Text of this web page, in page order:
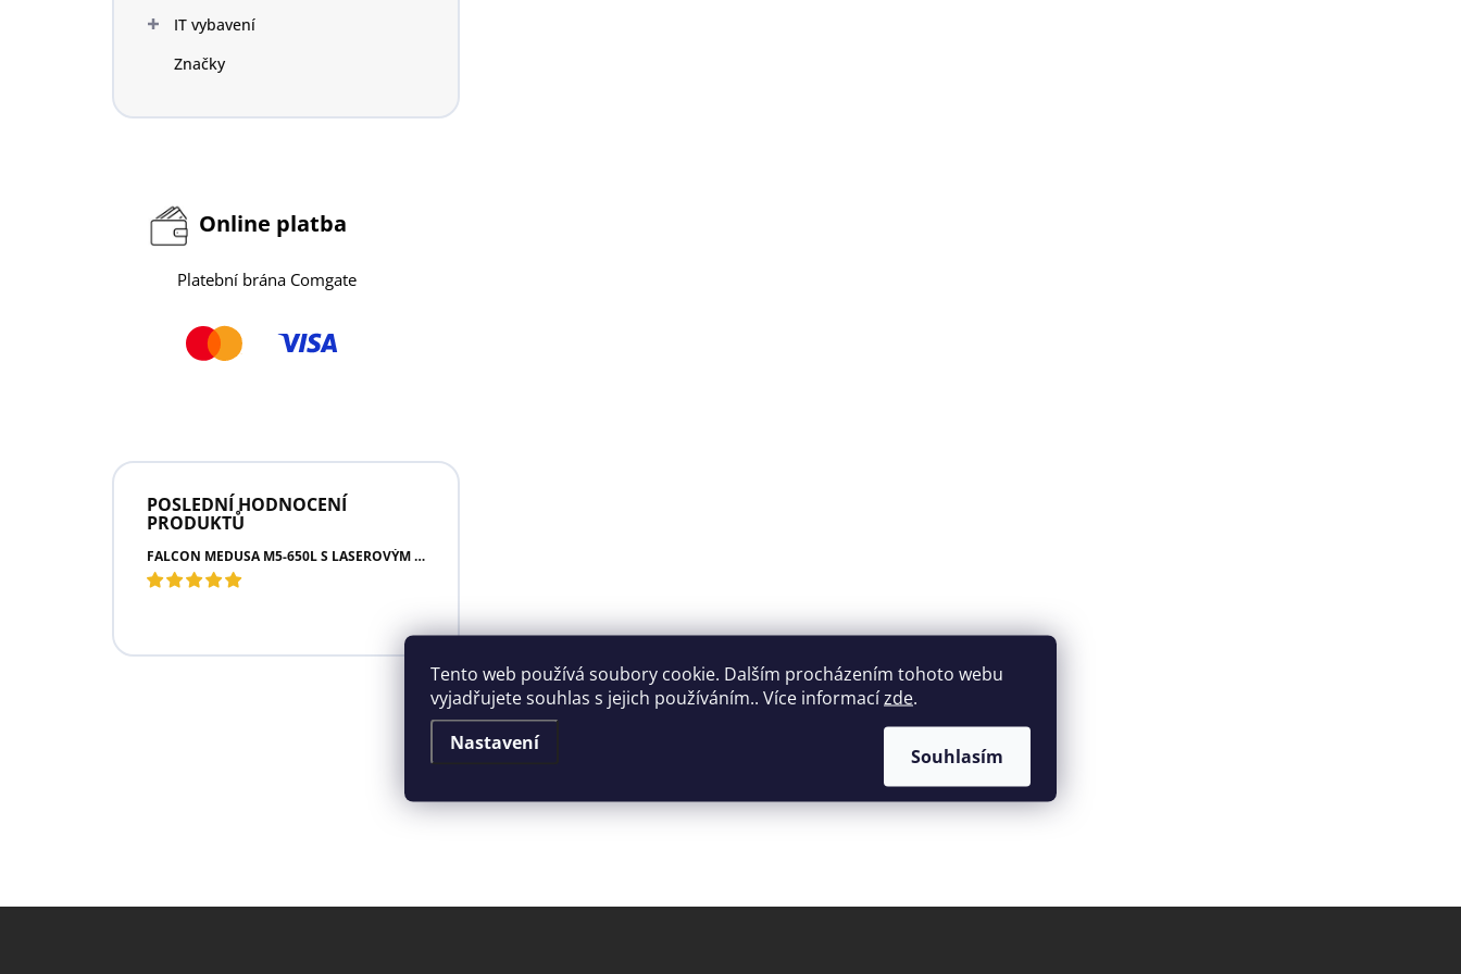
Tento web používá soubory cookie. Dalším procházením tohoto webu
vyjadřujete souhlas s jejich používáním.. Více informacízde.
Nastavení
Souhlasím
n
IT vybavení
Značky
Online platba
Platební brána Comgate
POSLEDNÍ HODNOCENÍ
PRODUKTŮ
FALCON MEDUSA M5-650L S LASEROVÝM DÁLKOMĚREM